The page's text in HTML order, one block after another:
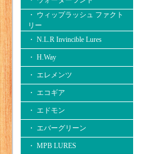
・ ウィップラッシュ ファクト
リー
・ N.L.R Invincible Lures
・ H.Way
・ エレメンツ
・ エコギア
・ エドモン
・ エバーグリーン
・ MPB LURES